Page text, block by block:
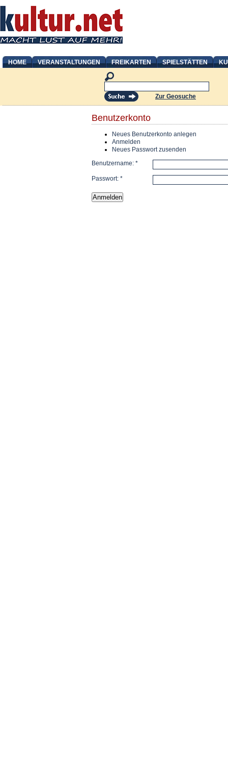
HOME VERANSTALTUNGEN FREIKARTEN SPIELSTÄTTEN
Zur Geosuche
Benutzerkonto
Neues Benutzerkonto anlegen
Anmelden
Neues Passwort zusenden
Benutzername: *
Passwort: *